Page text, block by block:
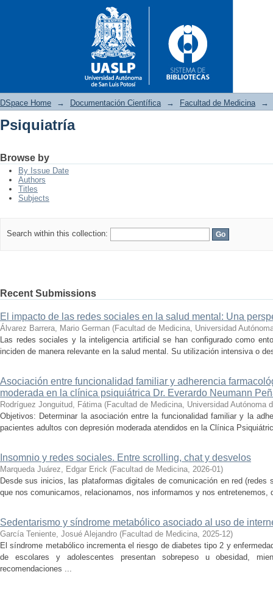
DSpace Home → Documentación Científica → Facultad de Medicina →
Psiquiatría
Browse by
By Issue Date
Authors
Titles
Subjects
Search within this collection:
Recent Submissions
El impacto de las redes sociales en la salud mental: Una
Álvarez Barrera, Mario German (Facultad de Medicina, Universidad
Las redes sociales y la inteligencia artificial se han configurado como
inciden de manera relevante en la salud mental. Su utilización intensiva o
Asociación entre funcionalidad familiar y adherencia
moderada en la clínica psiquiátrica Dr. Everardo Neumann
Rodríguez Jonguitud, Fátima (Facultad de Medicina, Universidad Autónoma
Objetivos: Determinar la asociación entre la funcionalidad familiar y la
pacientes adultos con depresión moderada atendidos en la Clínica
Insomnio y redes sociales. Entre scrolling, chat y desvelos
Marqueda Juárez, Edgar Erick (Facultad de Medicina, 2026-01)
Desde sus inicios, las plataformas digitales de comunicación en red (redes
que nos comunicamos, relacionamos, nos informamos y nos
Sedentarismo y síndrome metabólico asociado al uso de
García Teniente, Josué Alejandro (Facultad de Medicina, 2025-12)
El síndrome metabólico incrementa el riesgo de diabetes tipo 2 y
de escolares y adolescentes presentan sobrepeso u obesidad,
recomendaciones ...